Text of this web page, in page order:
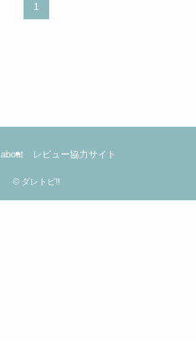
1
about レビュー協力サイト
© ダレトピ!!